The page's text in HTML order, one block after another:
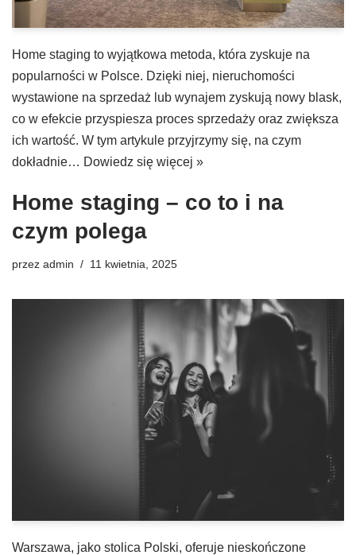
Home staging to wyjątkowa metoda, która zyskuje na
popularności w Polsce. Dzięki niej, nieruchomości
wystawione na sprzedaż lub wynajem zyskują nowy blask,
co w efekcie przyspiesza proces sprzedaży oraz zwiększa
ich wartość. W tym artykule przyjrzymy się, na czym
dokładnie… Dowiedz się więcej »
Home staging – co to i na
czym polega
przez admin 11 kwietnia, 2025
Warszawa, jako stolica Polski, oferuje nieskończone